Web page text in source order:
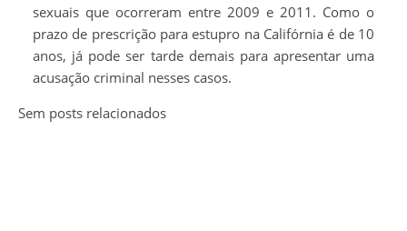
sexuais que ocorreram entre 2009 e 2011. Como o
prazo de prescrição para estupro na Califórnia é de 10
anos, já pode ser tarde demais para apresentar uma
acusação criminal nesses casos.
Sem posts relacionados